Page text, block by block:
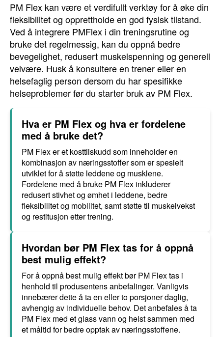
PM Flex kan være et verdifullt verktøy for å øke din
fleksibilitet og opprettholde en god fysisk tilstand.
Ved å integrere PMFlex i din treningsrutine og
bruke det regelmessig, kan du oppnå bedre
bevegelighet, redusert muskelspenning og generell
velvære. Husk å konsultere en trener eller en
helsefaglig person dersom du har spesifikke
helseproblemer før du starter bruk av PM Flex.
Hva er PM Flex og hva er fordelene
med å bruke det?
PM Flex er et kosttilskudd som inneholder en
kombinasjon av næringsstoffer som er spesielt
utviklet for å støtte leddene og musklene.
Fordelene med å bruke PM Flex inkluderer
redusert stivhet og ømhet i leddene, bedre
fleksibilitet og mobilitet, samt støtte til muskelvekst
og restitusjon etter trening.
Hvordan bør PM Flex tas for å oppnå
best mulig effekt?
For å oppnå best mulig effekt bør PM Flex tas i
henhold til produsentens anbefalinger. Vanligvis
innebærer dette å ta en eller to porsjoner daglig,
avhengig av individuelle behov. Det anbefales å ta
PM Flex med et glass vann og helst sammen med
et måltid for bedre opptak av næringsstoffene.